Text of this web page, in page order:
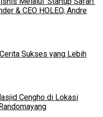
& CEO HOLEO, Andre
Cerita Sukses yang Lebih
Cengho di Lokasi